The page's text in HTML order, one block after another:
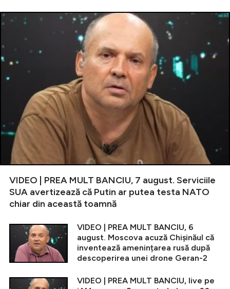
VIDEO | PREA MULT BANCIU, 7 august. Serviciile
SUA avertizează că Putin ar putea testa NATO
chiar din această toamnă
VIDEO | PREA MULT BANCIU, 6
august. Moscova acuză Chișinăul că
inventează amenințarea rusă după
descoperirea unei drone Geran-2
VIDEO | PREA MULT BANCIU, live pe